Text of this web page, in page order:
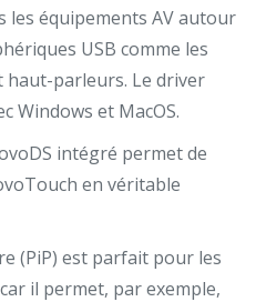
équipements AV autour
USB comme les
haut-parleurs. Le driver
Windows et MacOS.
intégré permet de
en véritable
(PiP) est parfait pour les
il permet, par exemple,